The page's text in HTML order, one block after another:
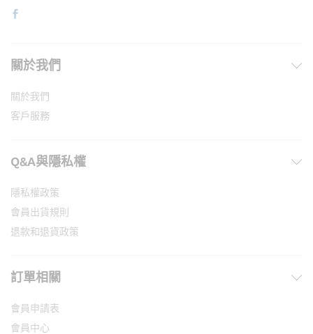
關於我們
關於我們
客戶服務
Q&A與隱私權
隱私權政策
會員出貨規則
退款和退貨政策
訂單相關
會員申請表
會員中心